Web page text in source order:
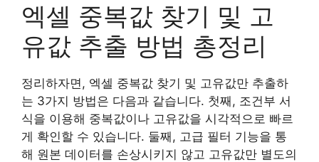
엑셀 중복값 찾기 및 고
유값 추출 방법 총정리
정리하자면, 엑셀 중복값 찾기 및 고유값만 추출하
는 3가지 방법은 다음과 같습니다. 첫째, 조건부 서
식을 이용해 중복값이나 고유값을 시각적으로 빠르
게 확인할 수 있습니다. 둘째, 고급 필터 기능을 통
해 원본 데이터를 손상시키지 않고 고유값만 별도의